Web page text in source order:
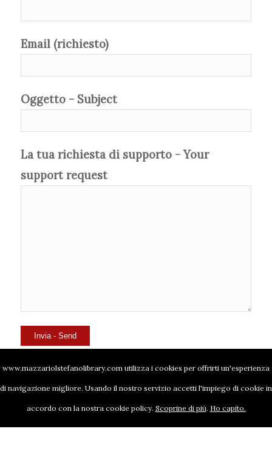
Email (richiesto)
Oggetto - Subject
La tua richiesta di supporto - Your
support request
www.mazzariolstefanolibrary.com utilizza i cookies per offrirti un'esperienza
di navigazione migliore. Usando il nostro servizio accetti l'impiego di cookie in
accordo con la nostra cookie policy. Scoprine di più. Ho capito.